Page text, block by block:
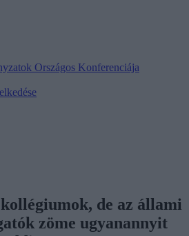
Országos Konferenciája
de az állami
zöme ugyanannyit